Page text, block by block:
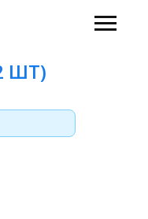
ШТ)